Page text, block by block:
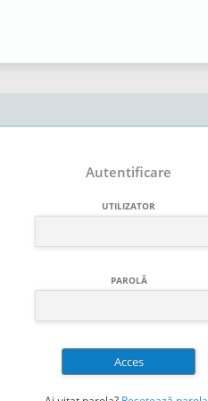
Autentificare
UTILIZATOR
PAROLĂ